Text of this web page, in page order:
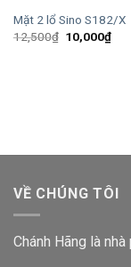
Mặt 2 lổ Sino S182/X
12,500₫ Giá
gốc
10,000₫Giá
hiện
VỀ CHÚNG TÔI
Chánh Hãng là